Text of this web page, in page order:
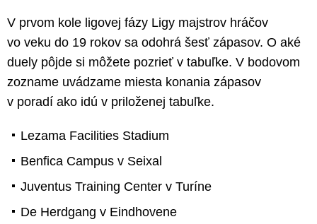
V prvom kole ligovej fázy Ligy majstrov hráčov
vo veku do 19 rokov sa odohrá šesť zápasov. O aké
duely pôjde si môžete pozrieť v tabuľke. V bodovom
zozname uvádzame miesta konania zápasov
v poradí ako idú v priloženej tabuľke.
Lezama Facilities Stadium
Benfica Campus v Seixal
Juventus Training Center v Turíne
De Herdgang v Eindhovene